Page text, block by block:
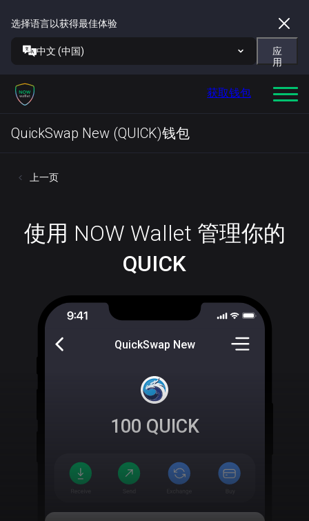
选择语言以获得最佳体验
中文 (中国)
应
用
获取钱包
QuickSwap New (QUICK)钱包
上一页
使用 NOW Wallet 管理你的
QUICK
QuickSwap New
100 QUICK